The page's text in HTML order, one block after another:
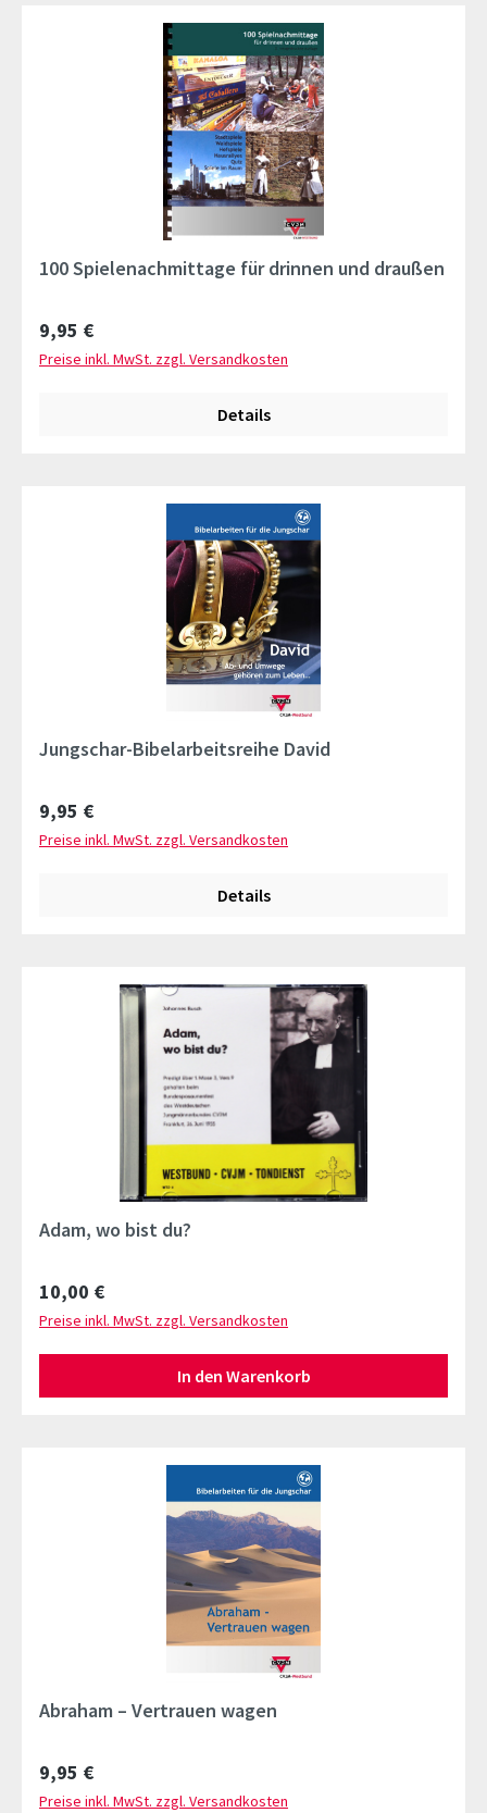
100 Spielenachmittage für drinnen und draußen
Regulärer Preis:
9,95 €
Preise inkl. MwSt. zzgl. Versandkosten
Details
Jungschar-Bibelarbeitsreihe David
Regulärer Preis:
9,95 €
Preise inkl. MwSt. zzgl. Versandkosten
Details
Adam, wo bist du?
Regulärer Preis:
10,00 €
Preise inkl. MwSt. zzgl. Versandkosten
In den Warenkorb
Abraham – Vertrauen wagen
Regulärer Preis:
9,95 €
Preise inkl. MwSt. zzgl. Versandkosten